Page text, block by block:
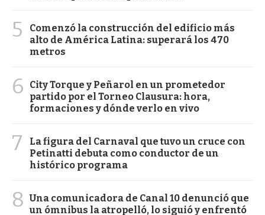
5
Comenzó la construcción del edificio más
alto de América Latina: superará los 470
metros
6
City Torque y Peñarol en un prometedor
partido por el Torneo Clausura: hora,
formaciones y dónde verlo en vivo
7
La figura del Carnaval que tuvo un cruce con
Petinatti debuta como conductor de un
histórico programa
8 Una comunicadora de Canal 10 denunció que
un ómnibus la atropelló, lo siguió y enfrentó